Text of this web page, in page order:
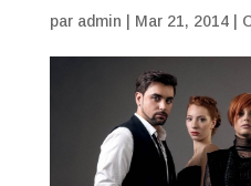
par admin Mar 21, 2014|